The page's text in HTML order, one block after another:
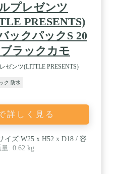
プレゼンツ
PRESENTS)
ックパックS 20
ラックカモ
ゼンツ(LITTLE PRESENTS)
ク 防水
詳しく見る
イズ:W25 x H52 x D18 / 容
: 0.62 kg